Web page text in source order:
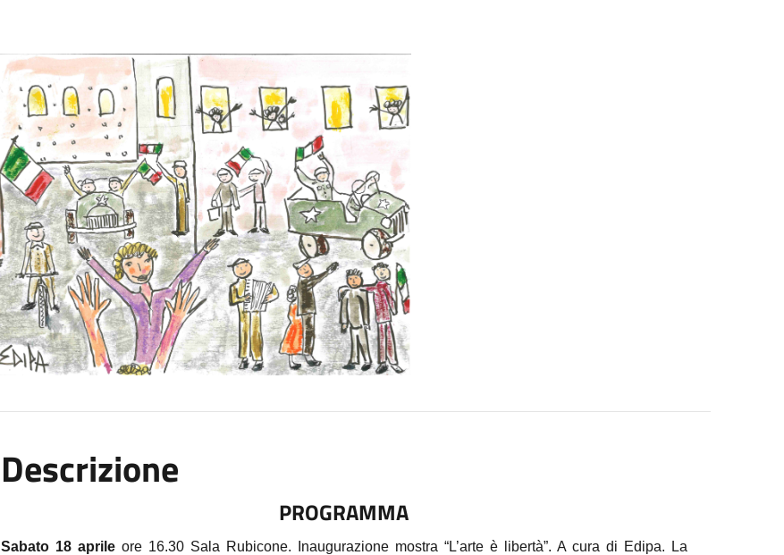
Descrizione
PROGRAMMA
Sabato 18 aprileore 16.30 Sala Rubicone. Inaugurazione mostra “L’arte è libertà”. A cura di Edipa. La